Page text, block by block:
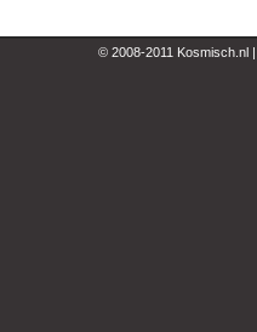
© 2008-2011 Kosmisch.nl